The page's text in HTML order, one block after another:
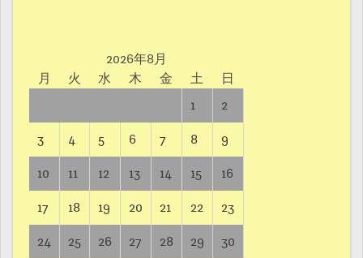
2026年8月
月
火 水 木 金 土
日
1
2
3 4 5 6 7 8 9
10 11 12 13 14 15 16
17 18 19 20 21 22 23
24 25 26 27 28 29 30